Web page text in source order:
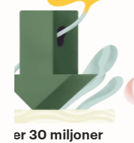
miljoner